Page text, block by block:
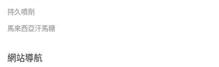
持久噴劑
馬來西亞汗馬糖
網站導航